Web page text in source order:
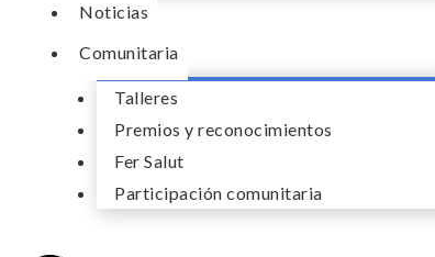
Noticias
Comunitaria
Talleres
Premios y reconocimientos
Fer Salut
Participación comunitaria